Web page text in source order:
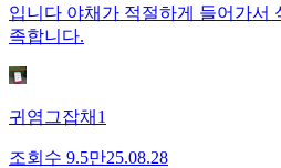
입니다 야채가 적절하게 들어가서
족합니다.
귀염그잡채1
조회수 9.5만25.08.28